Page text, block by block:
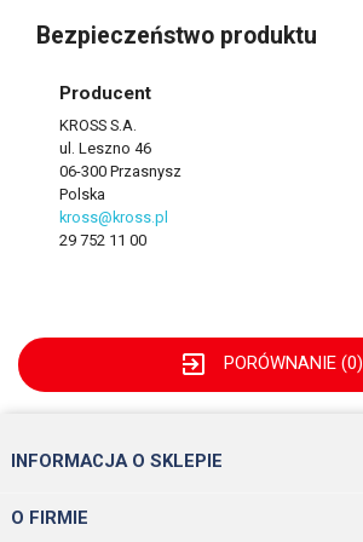
Bezpieczeństwo produktu
Producent
KROSS S.A.
ul. Leszno 46
06-300 Przasnysz
Polska
kross@kross.pl
29 752 11 00
exit_to_app PORÓWNANIE (0)
INFORMACJA O SKLEPIE
O FIRMIE